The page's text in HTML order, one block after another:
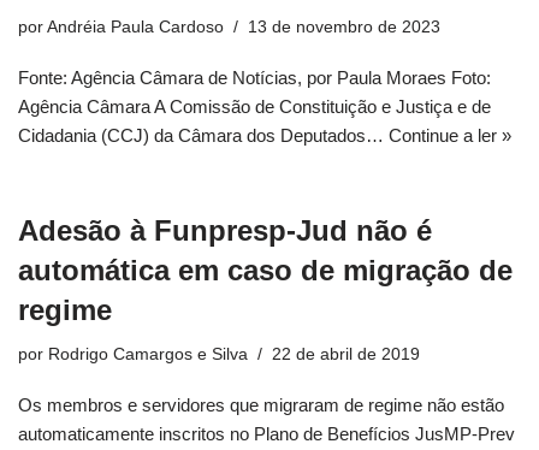
por Andréia Paula Cardoso 13 de novembro de 2023
Fonte: Agência Câmara de Notícias, por Paula Moraes Foto:
Agência Câmara A Comissão de Constituição e Justiça e de
Cidadania (CCJ) da Câmara dos Deputados… Continue a ler »
Adesão à Funpresp-Jud não é
automática em caso de migração de
regime
por Rodrigo Camargos e Silva 22 de abril de 2019
Os membros e servidores que migraram de regime não estão
automaticamente inscritos no Plano de Benefícios JusMP-Prev